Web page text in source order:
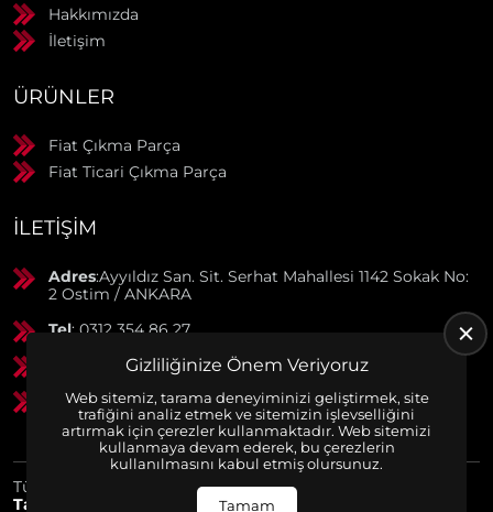
Hakkımızda
İletişim
ÜRÜNLER
Fiat Çıkma Parça
Fiat Ticari Çıkma Parça
İLETIŞIM
Adres:Ayyıldız San. Sit. Serhat Mahallesi 1142 Sokak No:
2 Ostim / ANKARA
Tel: 0312 354 86 27
: 0506 369 50 55
GSM: 0553 790 38 01
Tüm Hakları Saklıdır. | Bu site Us Yazılım
Tasarım
Paketleri ile Hazırlanmıştır. © 2025
Gizliliğinize Önem Veriyoruz
Web sitemiz, tarama deneyiminizi geliştirmek, site
trafiğini analiz etmek ve sitemizin işlevselliğini
artırmak için çerezler kullanmaktadır. Web sitemizi
kullanmaya devam ederek, bu çerezlerin
kullanılmasını kabul etmiş olursunuz.
Tamam